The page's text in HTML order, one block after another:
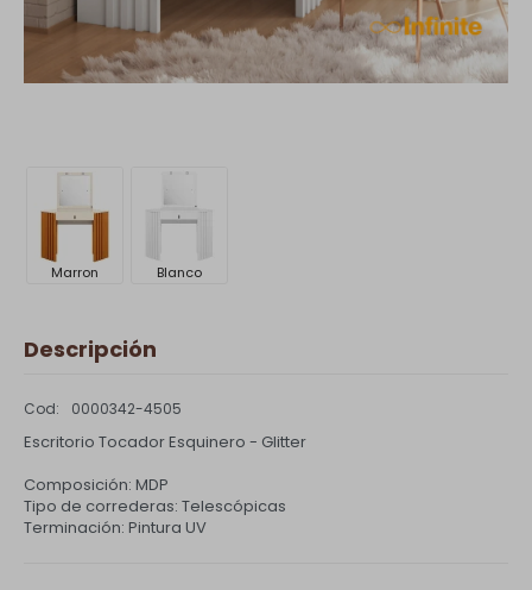
Marron Blanco
Descripción
0000342-4505
Escritorio Tocador Esquinero - Glitter
Composición: MDP
Tipo de correderas: Telescópicas
Terminación: Pintura UV